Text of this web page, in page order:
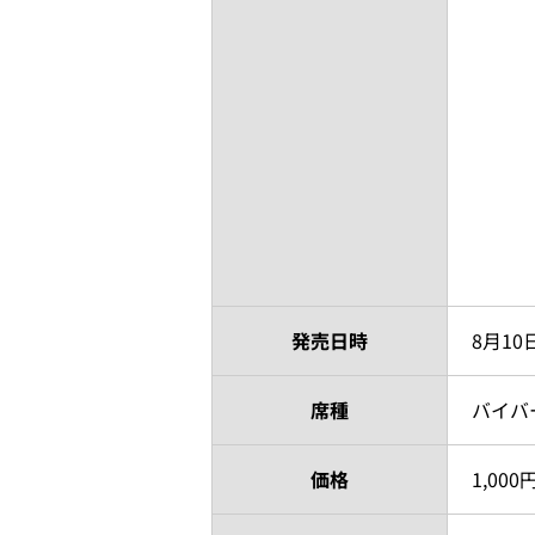
発売日時 8月10
席種 バイ
価格 1,000